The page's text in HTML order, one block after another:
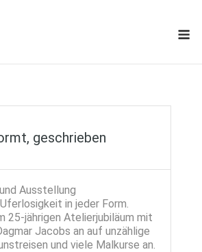
geschrieben
Ausstellung
in jeder Form.
25-jährigen Atelierjubiläum mit
Jacobs an auf unzählige
und viele Malkurse an.